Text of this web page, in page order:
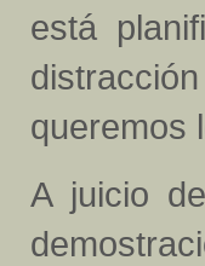
está
queremos
A juicio